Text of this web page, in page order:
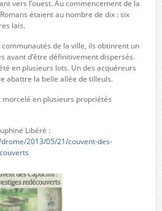
vers l’ouest. Au commencement de la
étaient au nombre de dix : six
lais.
de la ville, ils obtinrent un
avant d’être définitivement dispersés.
en plusieurs lots. Un des acquéreurs
abattre la belle allée de tilleuls.
morcelé en plusieurs propriétés
Libéré :
2013/05/21/couvent-des-